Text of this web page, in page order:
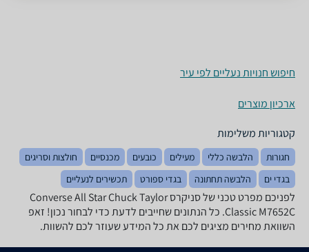
חיפוש חנויות נעליים לפי עיר
ארכיון מוצרים
קטגוריות משלימות
חגורות הלבשה כללי מעילים כובעים מכנסיים
חולצות וסריגים
בגדי ים
הלבשה תחתונה בגדי ספורט תכשירים לנעליים
לפניכם מפרט טכני של ‏סניקרס Converse All Star Chuck Taylor
Classic M7652C. כל הנתונים שחייבים לדעת כדי לבחור נכון! זאפ
השוואת מחירים מציגים לכם את כל המידע שעוזר לכם להשוות.